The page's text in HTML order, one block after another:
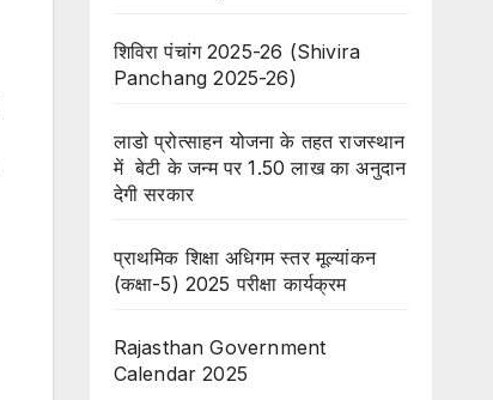
शिविरा पंचांग 2025-26 (Shivira
Panchang 2025-26)
लाडो प्रोत्साहन योजना के तहत राजस्थान
में बेटी के जन्म पर 1.50 लाख का अनुदान
देगी सरकार
प्राथमिक शिक्षा अधिगम स्तर मूल्यांकन
(कक्षा-5) 2025 परीक्षा कार्यक्रम
Rajasthan Government
Calendar 2025